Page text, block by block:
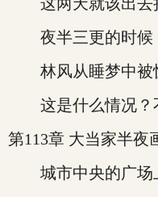
夜半三更的时候
林风从睡梦中被
这是什么情况？
第113章 大当家半夜
城市中央的广场